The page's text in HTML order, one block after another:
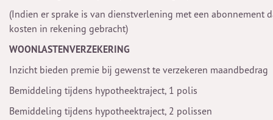
(Indien er sprake is van dienstverlening met een abonnement
kosten in rekening gebracht)
WOONLASTENVERZEKERING
Inzicht bieden premie bij gewenst te verzekeren maandbedrag
Bemiddeling tijdens hypotheektraject, 1 polis
Bemiddeling tijdens hypotheektraject, 2 polissen